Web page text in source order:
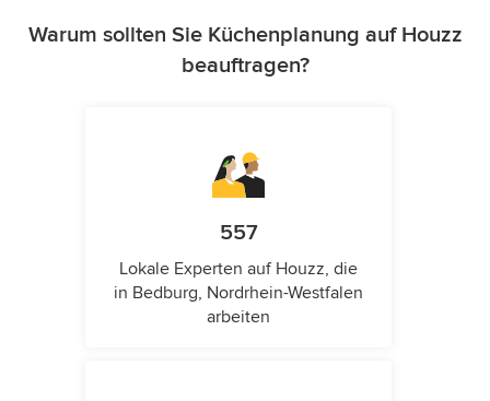
Warum sollten Sie Küchenplanung auf Houzz
beauftragen?
557
Lokale Experten auf Houzz, die
in Bedburg, Nordrhein-Westfalen
arbeiten